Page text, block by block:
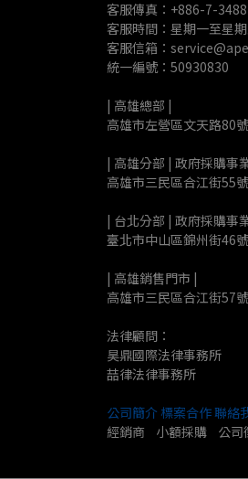
客服傳真：+886-7-
客服時間：星期一至星
客服信箱：
統一編號：50930830
| 高雄總部 |
高雄市左營區文天路80
| 高雄分部 | 政府採購事
高雄市三民區合江街55
| 台北分部 | 政府採購事
臺北市中山區錦州街46
| 高雄銷售門市 |
高雄市三民區合江街57
法律顧問：
昊鼎國際法律事務所
喆律法律事務所
公司簡介 標案合作聯絡
經銷商    小額採購    公